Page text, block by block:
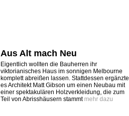
Aus Alt mach Neu
Eigentlich wollten die Bauherren ihr
viktorianisches Haus im sonnigen Melbourne
komplett abreißen lassen. Stattdessen ergänzte
es Architekt Matt Gibson um einen Neubau mit
einer spektakulären Holzverkleidung, die zum
Teil von Abrisshäusern stammt mehr dazu